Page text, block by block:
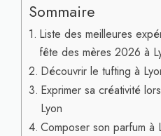
Sommaire
Liste des meilleures
fête des mères 2026 à
Découvrir le tufting à
Exprimer sa créativité
Lyon
Composer son parfum à